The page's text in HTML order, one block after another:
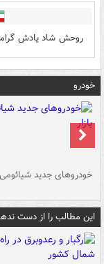
روحش شاد یادش
خودرو
خودروهای جدید شیائومی
این مطالب را از دست